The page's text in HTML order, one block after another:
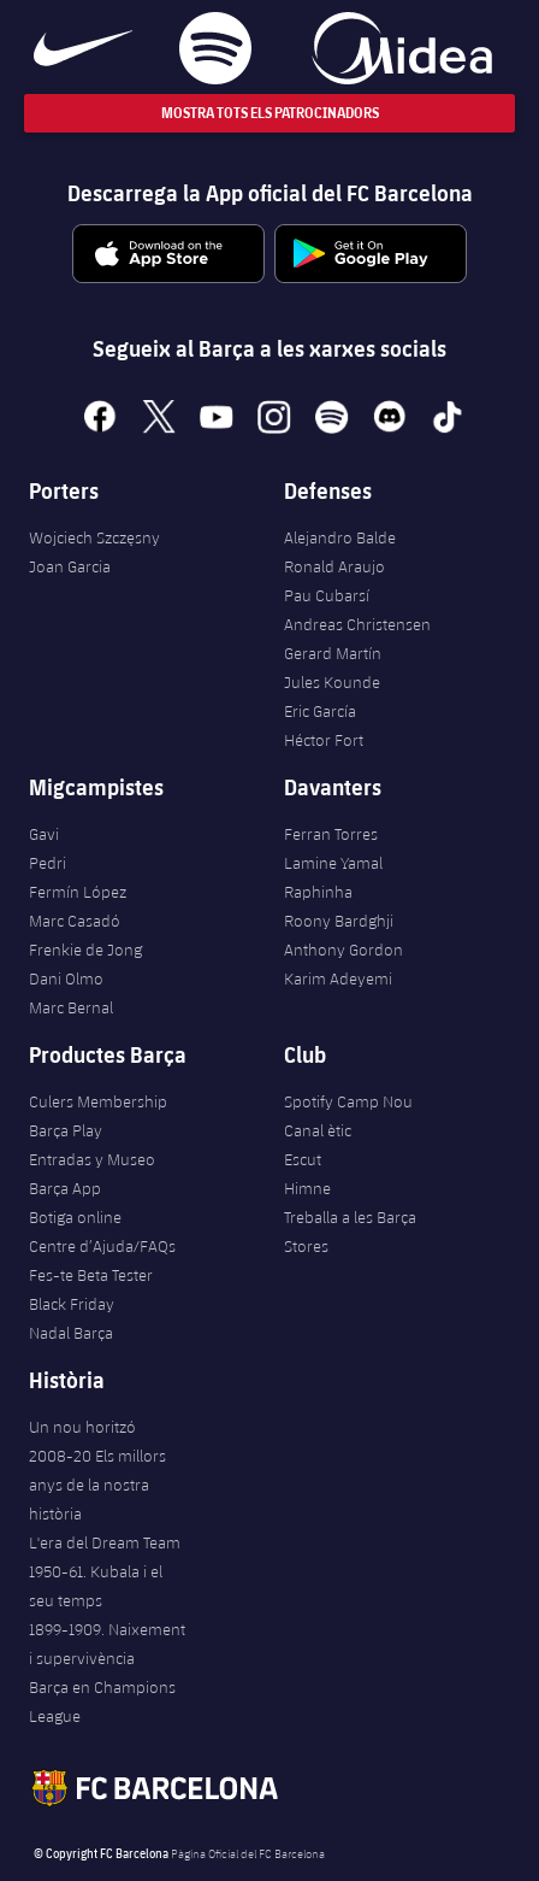
MOSTRA TOTS ELS PATROCINADORS
Descarrega la App oficial del FC Barcelona
Segueix al Barça a les xarxes socials
facebook
x youtubeinstagramspotify discord tiktok
Porters
Wojciech Szczęsny
Joan Garcia
Defenses
Alejandro Balde
Ronald Araujo
Pau Cubarsí
Andreas Christensen
Gerard Martín
Jules Kounde
Eric García
Héctor Fort
Migcampistes
Gavi
Pedri
Fermín López
Marc Casadó
Frenkie de Jong
Dani Olmo
Marc Bernal
Davanters
Ferran Torres
Lamine Yamal
Raphinha
Roony Bardghji
Anthony Gordon
Karim Adeyemi
Productes Barça
Culers Membership
Barça Play
Entradas y Museo
Barça App
Botiga online
Centre d’Ajuda/FAQs
Fes-te Beta Tester
Black Friday
Nadal Barça
Club
Spotify Camp Nou
Canal ètic
Escut
Himne
Treballa a les Barça
Stores
Història
Un nou horitzó
2008-20 Els millors
anys de la nostra
història
L'era del Dream Team
1950-61. Kubala i el
seu temps
1899-1909. Naixement
i supervivència
Barça en Champions
League
© Copyright FC Barcelona Pàgina Oficial del FC Barcelona